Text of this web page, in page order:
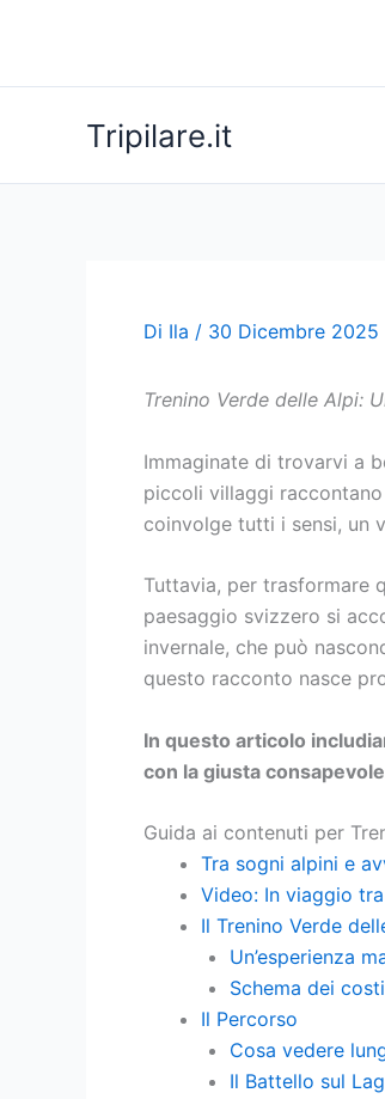
Tripilare.it
Di Ila / 30 Dicembre 2025
Trenino Verde delle Alpi:
Immaginate di trovarvi a
piccoli villaggi
coinvolge tutti i sensi, un
Tuttavia, per trasformare
paesaggio svizzero si
invernale, che può
questo racconto nasce
In questo articolo
con la giusta
Guida ai contenuti per
Tra sogni alpini e
Video: In viaggio
Il Trenino Verde
Un’esperienza
Schema dei
Il Percorso
Cosa vedere
Il Battello sul